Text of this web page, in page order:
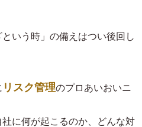
いう時」の備えはつい後回し
リスク管理のプロあいおいニ
に何が起こるのか、どんな対